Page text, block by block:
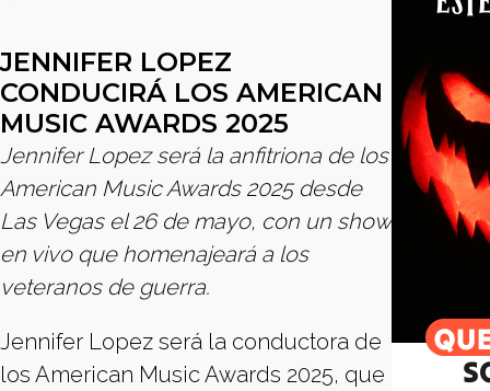
JENNIFER LOPEZ
CONDUCIRÁ LOS AMERICAN
MUSIC AWARDS 2025
Jennifer Lopez será la anfitriona de los
American Music Awards 2025 desde
Las Vegas el 26 de mayo, con un show
en vivo que homenajeará a los
veteranos de guerra.
Jennifer Lopez será la conductora de
los American Music Awards 2025, que